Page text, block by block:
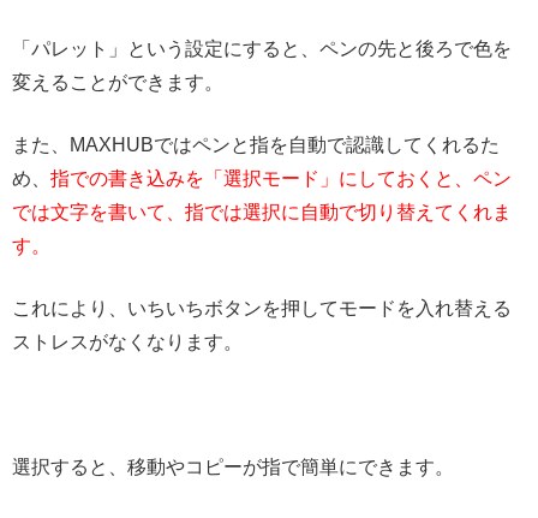
「パレット」という設定にすると、ペンの先と後ろで色を
変えることができます。
また、MAXHUBではペンと指を自動で認識してくれるた
め、 指での書き込みを「選択モード」にしておくと、ペン
では文字を書いて、指では選択に自動で切り替えてくれま
す。
これにより、いちいちボタンを押してモードを入れ替える
ストレスがなくなります。
選択すると、移動やコピーが指で簡単にできます。